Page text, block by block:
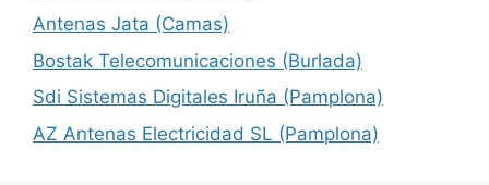
Antenas Jata (Camas)
Bostak Telecomunicaciones (Burlada)
Sdi Sistemas Digitales Iruña (Pamplona)
AZ Antenas Electricidad SL (Pamplona)